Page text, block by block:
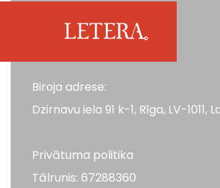
Biroja adrese:
Dzirnavu iela 91 k-1, Rīga, LV-1011,
Privātuma politika
Tālrunis: 67288360